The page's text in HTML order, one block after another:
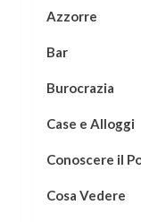
Azzorre
Bar
Burocrazia
Case e Alloggi
Conoscere il
Cosa Vedere